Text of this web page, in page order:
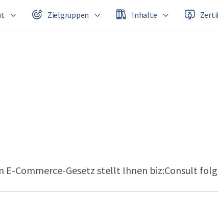
Zielgruppen Inhalte
E-Commerce-Gesetz stellt Ihnen biz:Consult